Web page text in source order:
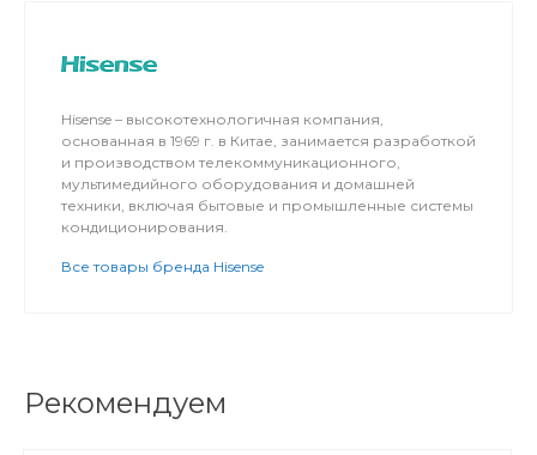
Hisense – высокотехнологичная компания,
основанная в 1969 г. в Китае, занимается разработкой
и производством телекоммуникационного,
мультимедийного оборудования и домашней
техники, включая бытовые и промышленные системы
кондиционирования.
Все товары бренда Hisense
Рекомендуем